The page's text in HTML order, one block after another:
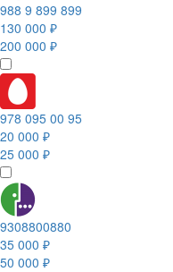
988 9 899 899
130 000 ₽
200 000 ₽
978 095 00 95
20 000 ₽
25 000 ₽
9308800880
35 000 ₽
50 000 ₽